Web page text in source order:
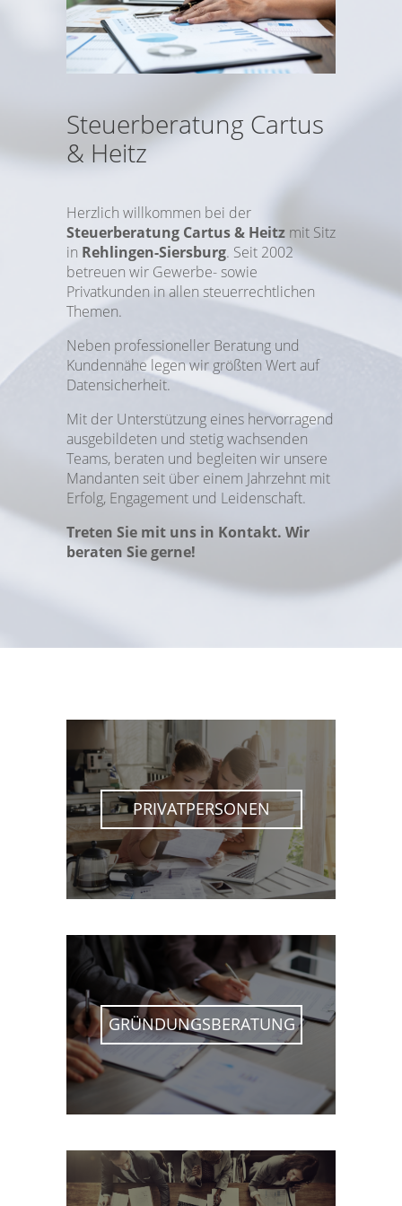
UNTERNEHMEN
Datenschutz
© 2018 Cartus & Heitz Steuersozietät GmbH
Steuerberatung Cartus
& Heitz
Herzlich willkommen bei der
Steuerberatung Cartus & Heitz mit Sitz
in Rehlingen-Siersburg. Seit 2002
betreuen wir Gewerbe- sowie
Privatkunden in allen steuerrechtlichen
Themen.
Neben professioneller Beratung und
Kundennähe legen wir größten Wert auf
Datensicherheit.
Mit der Unterstützung eines hervorragend
ausgebildeten und stetig wachsenden
Teams, beraten und begleiten wir unsere
Mandanten seit über einem Jahrzehnt mit
Erfolg, Engagement und Leidenschaft.
Treten Sie mit uns in Kontakt. Wir
beraten Sie gerne!
PRIVATPERSONEN
GRÜNDUNGSBERATUNG